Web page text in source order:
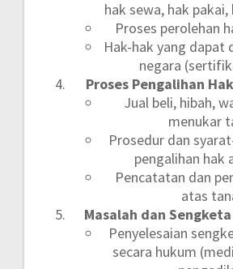
hak sewa, hak
Proses perolehan
Hak-hak yang dapat
negara
Proses Pengalihan
Jual beli, hibah,
menukar
Prosedur dan
pengalihan hak
Pencatatan dan
atas
Masalah dan
Penyelesaian
secara hukum